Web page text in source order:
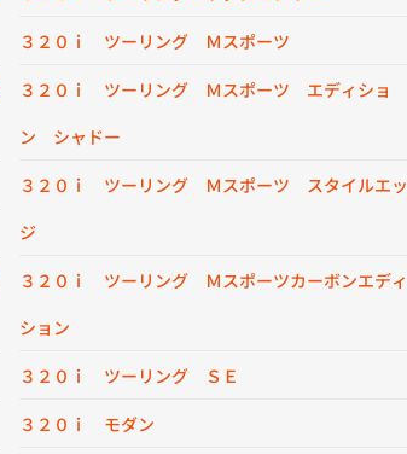
３２０ｉ ツーリング Ｍスポーツ
３２０ｉ ツーリング Ｍスポーツ エディショ
ン シャドー
３２０ｉ ツーリング Ｍスポーツ スタイルエッ
ジ
３２０ｉ ツーリング Ｍスポーツカーボンエディ
ション
３２０ｉ ツーリング ＳＥ
３２０ｉ モダン